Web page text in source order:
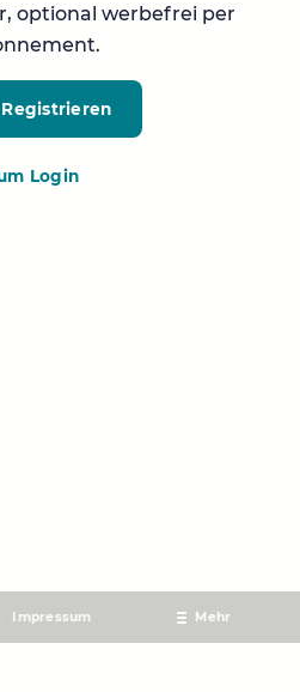
optional werbefrei per
Login
Impressum Mehr